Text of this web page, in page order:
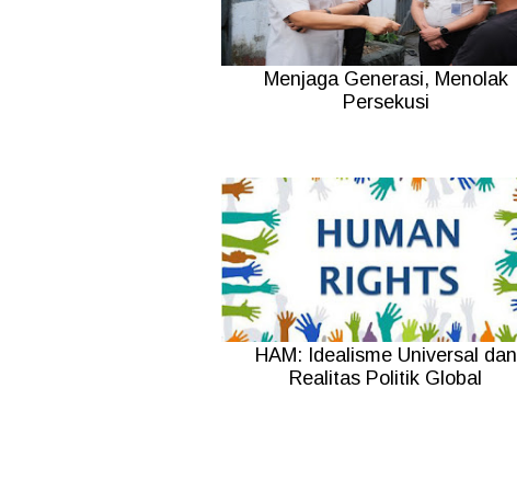
Menjaga Generasi, Menolak
Persekusi
HAM: Idealisme Universal dan
Realitas Politik Global